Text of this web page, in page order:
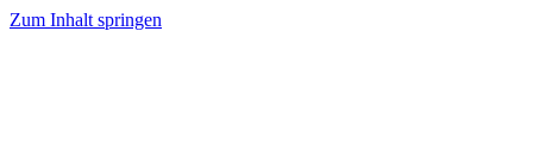
Zum Inhalt springen